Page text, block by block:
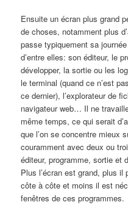
Ensuite un écran plus grand
de choses, notamment plus
passe typiquement sa
d’entre elles: son éditeur, le
développer, la sortie ou les
le terminal (quand ce n’est
ce dernier), l’explorateur de
navigateur web… Il ne
même temps, ce qui serait
que l’on se concentre mieux
couramment avec deux ou
éditeur, programme, sortie et
Plus l’écran est grand, plus
côte à côte et moins il est
fenêtres de ces programmes.